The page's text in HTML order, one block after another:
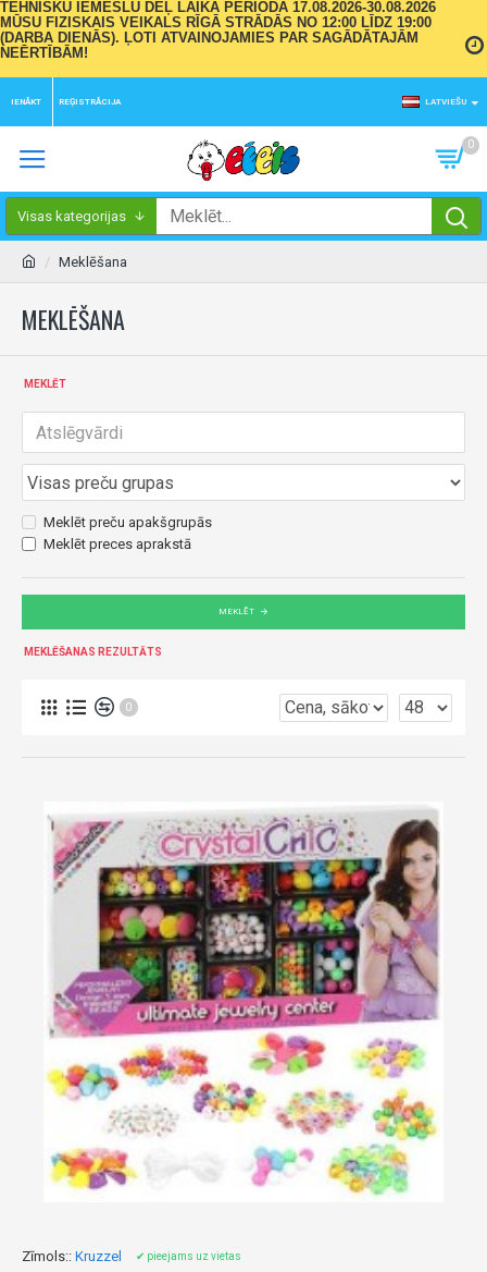
TEHNISKU IEMESLU DĒĻ LAIKA PERIODĀ 17.08.2026-30.08.2026
MŪSU FIZISKAIS VEIKALS RĪGĀ STRĀDĀS NO 12:00 LĪDZ 19:00
(DARBA DIENĀS). ĻOTI ATVAINOJAMIES PAR SAGĀDĀTAJĀM
NEĒRTĪBĀM!
IENĀKT REĢISTRĀCIJA LATVIEŠU
0
Visas kategorijas
Meklēšana
MEKLĒŠANA
MEKLĒT
Meklēt preču apakšgrupās
Meklēt preces aprakstā
MEKLĒT
MEKLĒŠANAS REZULTĀTS
0
Zīmols:: Kruzzel ✔ pieejams uz vietas